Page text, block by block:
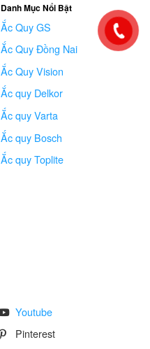
Danh Mục Nổi Bật
Ắc Quy GS
Ắc Quy Đồng Nai
Ắc Quy Vision
Ắc quy Delkor
Ắc quy Varta
Ắc quy Bosch
Ắc quy Toplite
Youtube
Pinterest